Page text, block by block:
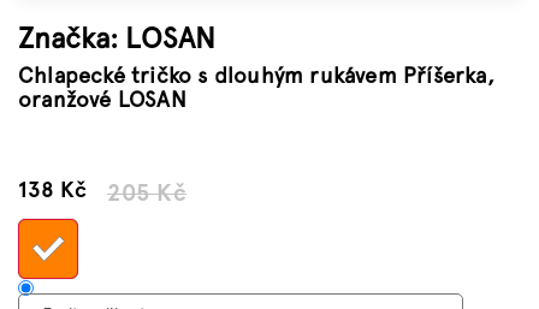
Značka: LOSAN
Chlapecké tričko s dlouhým rukávem Příšerka,
oranžové LOSAN
205 Kč
138 KčMěrná